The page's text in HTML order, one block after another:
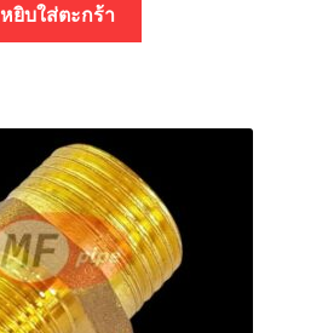
หยิบใส่ตะกร้า